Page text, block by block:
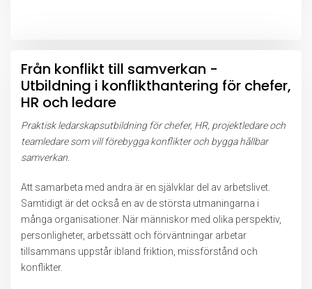
Från konflikt till samverkan -
Utbildning i konflikthantering för chefer,
HR och ledare
Praktisk ledarskapsutbildning för chefer, HR, projektledare och
teamledare som vill förebygga konflikter och bygga hållbar
samverkan.
Att samarbeta med andra är en självklar del av arbetslivet.
Samtidigt är det också en av de största utmaningarna i
många organisationer. När människor med olika perspektiv,
personligheter, arbetssätt och förväntningar arbetar
tillsammans uppstår ibland friktion, missförstånd och
konflikter.